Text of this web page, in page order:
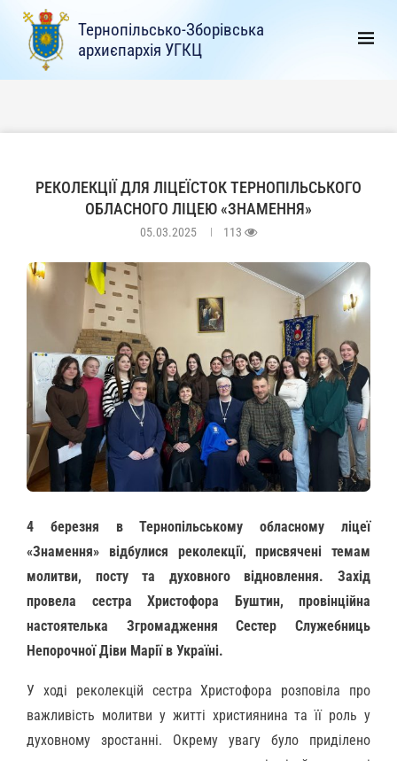
Тернопільсько-Зборівська
архиєпархія УГКЦ
РЕКОЛЕКЦІЇ ДЛЯ ЛІЦЕЇСТОК ТЕРНОПІЛЬСЬКОГО
ОБЛАСНОГО ЛІЦЕЮ «ЗНАМЕННЯ»
05.03.2025 113
4 березня в Тернопільському обласному ліцеї
«Знамення» відбулися реколекції, присвячені темам
молитви, посту та духовного відновлення. Захід
провела сестра Христофора Буштин, провінційна
настоятелька Згромадження Сестер Служебниць
Непорочної Діви Марії в Україні.
У ході реколекцій сестра Христофора розповіла про
важливість молитви у житті християнина та її роль у
духовному зростанні. Окрему увагу було приділено